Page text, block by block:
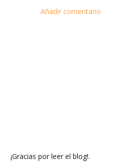
Añadir comentario
¡Gracias por leer el blog!.